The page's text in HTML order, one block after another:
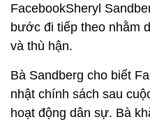
FacebookSheryl
bước đi tiếp theo nhằm
và thù hận.
Bà Sandberg cho biết
nhật chính sách sau
hoạt động dân sự. Bà